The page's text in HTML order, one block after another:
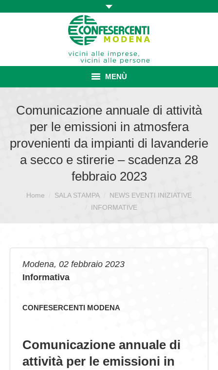
MENÙ
ASSOCIAZIONE
ISCRIZIONE E VANTAGGI
CONTATTI
Comunicazione annuale di attività
per le emissioni in atmosfera
provenienti da impianti di lavanderie
a secco e stirerie – scadenza 28
febbraio 2023
Sei qui:Home SALA STAMPA
NEWS EVENTI INIZIATIVE
INFORMATIVE
Modena, 02 febbraio 2023
Informativa
CONFESERCENTI MODENA
Comunicazione annuale di
attività per le emissioni in